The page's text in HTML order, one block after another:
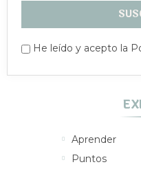
He leído y acepto la
Aprender
Puntos